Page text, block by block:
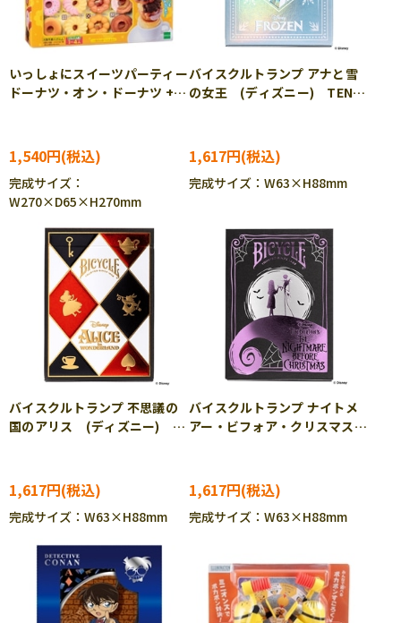
いっしょにスイーツパーティー
ドーナツ・オン・ドーナツ +3
1,540円
完成サイズ：
W270×D65×H270mm
バイスクルトランプ アナと雪
の女王 (ディズニー) TEN-
1,617円
完成サイズ：W63×H88mm
バイスクルトランプ 不思議の
国のアリス (ディズニー)
1,617円
完成サイズ：W63×H88mm
バイスクルトランプ ナイトメ
アー・ビフォア・クリスマス
1,617円
完成サイズ：W63×H88mm